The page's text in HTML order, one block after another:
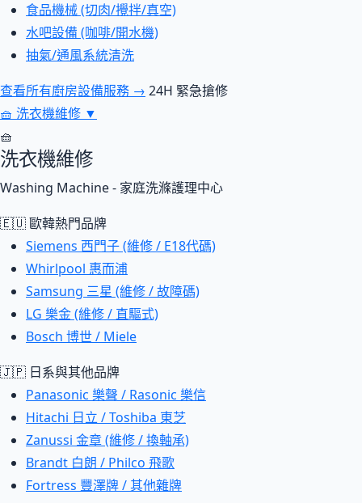
食品機械 (切肉/攪拌/真空)
水吧設備 (咖啡/開水機)
抽氣/通風系統清洗
查看所有廚房設備服務 → 24H 緊急搶修
🧺 洗衣機維修 ▼
🧺
洗衣機維修
Washing Machine - 家庭洗滌護理中心
🇪🇺 歐韓熱門品牌
Siemens 西門子 (維修 / E18代碼)
Whirlpool 惠而浦
Samsung 三星 (維修 / 故障碼)
LG 樂金 (維修 / 直驅式)
Bosch 博世 / Miele
🇯🇵 日系與其他品牌
Panasonic 樂聲 / Rasonic 樂信
Hitachi 日立 / Toshiba 東芝
Zanussi 金章 (維修 / 換軸承)
Brandt 白朗 / Philco 飛歌
Fortress 豐澤牌 / 其他雜牌